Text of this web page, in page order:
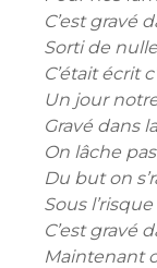
C’est gravé
Sorti de
C’était écrit
Un jour
Gravé dans
On lâche
Du but on
Sous
C’est gravé
Maintenant